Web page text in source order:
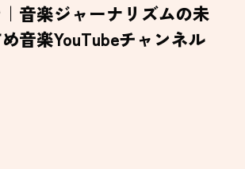
音楽ジャーナリズムの未
音楽YouTubeチャンネル